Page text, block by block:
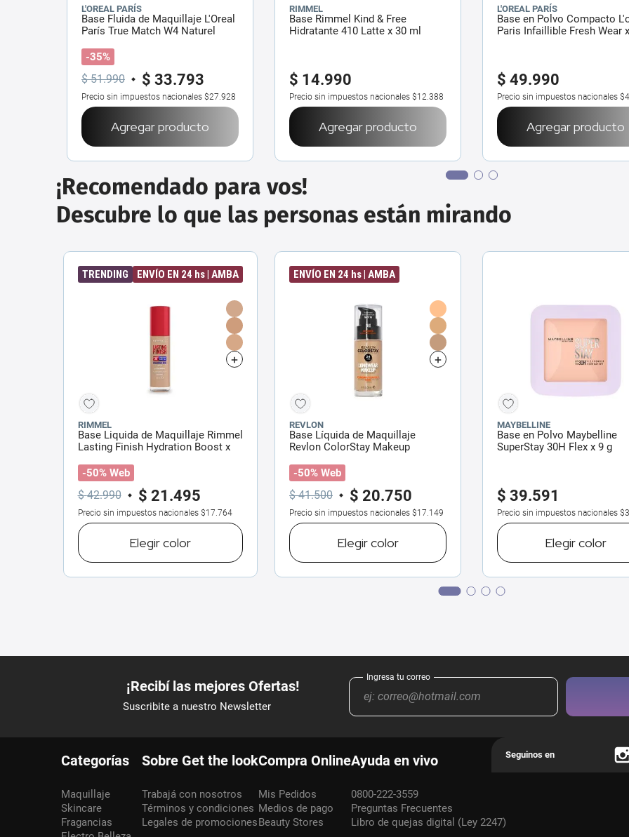
L'OREAL PARÍS
Base Fluida de Maquillaje L'Oreal
París True Match W4 Naturel
-35%
$ 51.990 $ 33.793
Precio sin impuestos nacionales $27.928
Agregar producto
RIMMEL
Base Rimmel Kind & Free
Hidratante 410 Latte x 30 ml
$ 14.990
Precio sin impuestos nacionales $12.388
Agregar producto
L'OREAL PARÍS
Base en Polvo Compacto
Paris Infaillible Fresh Wear
$ 49.990
Precio sin impuestos nacionales
Agregar producto
¡Recomendado para vos!
Descubre lo que las personas están mirando
TRENDING ENVÍO EN 24 hs | AMBA
RIMMEL
Base Liquida de Maquillaje Rimmel
Lasting Finish Hydration Boost x
-50% Web
$ 42.990 $ 21 .495
Precio sin impuestos nacionales $17.764
Elegircolor
ENVÍO EN 24 hs | AMBA
REVLON
Base Líquida de Maquillaje
Revlon ColorStay Makeup
30 ml
-50% Web
$ 41.500 $ 20.750
Precio sin impuestos nacionales $17.149
Elegircolor
MAYBELLINE
Base en Polvo Maybelline
SuperStay 30H Flex x 9 g
$ 39.591
Precio sin impuestos nacionales
Elegircolor
Categorías
Maquillaje
Skincare
Fragancias
Sobre Get the look
Trabajá con nosotros
Términos y condiciones
Legales de promociones
Compra Online
Mis Pedidos
Medios de pago
Beauty Stores
Ayuda en vivo
0800-222-3559
Preguntas Frecuentes
Libro de quejas digital (Ley 2247)